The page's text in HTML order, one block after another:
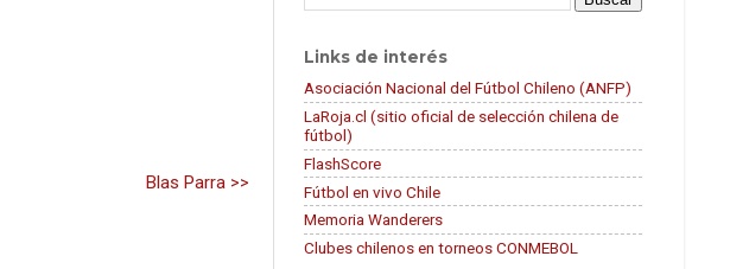
Blas Parra >>
Links de interés
Asociación Nacional del Fútbol Chileno (ANFP)
LaRoja.cl (sitio oficial de selección chilena de
fútbol)
FlashScore
Fútbol en vivo Chile
Memoria Wanderers
Clubes chilenos en torneos CONMEBOL